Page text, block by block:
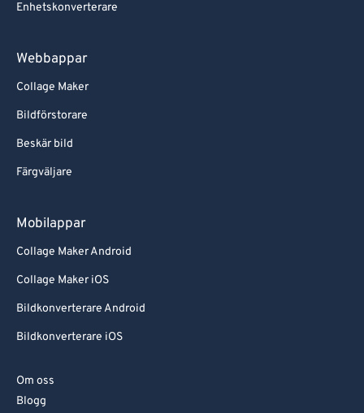
Enhetskonverterare
Webbappar
Collage Maker
Bildförstorare
Beskär bild
Färgväljare
Mobilappar
Collage Maker Android
Collage Maker iOS
Bildkonverterare Android
Bildkonverterare iOS
Om oss
Blogg